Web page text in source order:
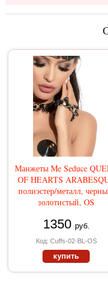
Манжеты Me Seduce
OF HEARTS
полиэстер/металл,
золотистый, OS
1350 руб.
Код: Cuffs-02-BL-OS
купить